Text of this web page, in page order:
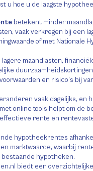
u hoe u de laagste
betekent minder
vaak verkregen bij een
of met Nationale
lagere maandlasten,
en risico’s bij
vaak dagelijks, en
online tools helpt om de
rente en
hypotheekrentes
marktwaarde, waarbij
hypotheken.
biedt een